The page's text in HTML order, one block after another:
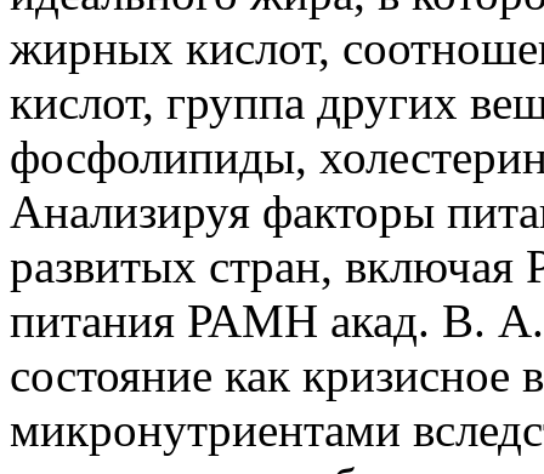
жирных кислот,
кислот, группа других
фосфолипиды,
Анализируя факторы
развитых стран, включая
питания РАМН акад. В. А.
состояние как
микронутриентами